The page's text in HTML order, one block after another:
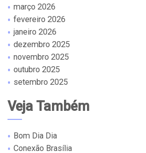
março 2026
fevereiro 2026
janeiro 2026
dezembro 2025
novembro 2025
outubro 2025
setembro 2025
Veja Também
Bom Dia Dia
Conexão Brasília